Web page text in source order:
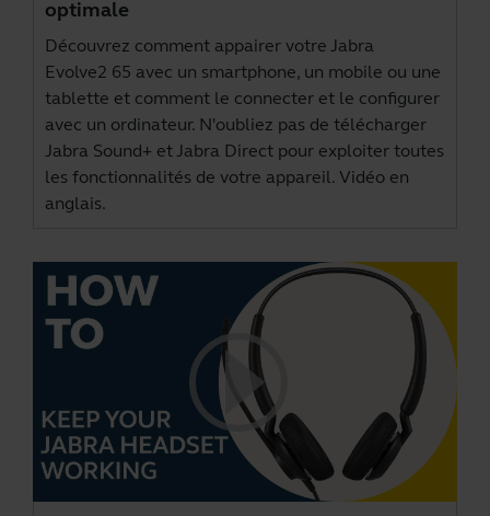
optimale
Découvrez comment appairer votre Jabra
Evolve2 65 avec un smartphone, un mobile ou une
tablette et comment le connecter et le configurer
avec un ordinateur. N'oubliez pas de télécharger
Jabra Sound+ etJabra Direct pour exploiter toutes
les fonctionnalités de votre appareil. Vidéo en
anglais.